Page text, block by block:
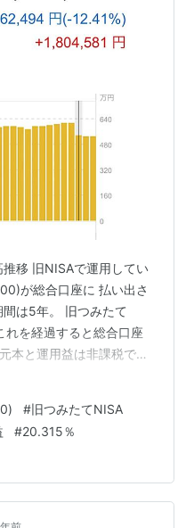
移 旧NISAで運用してい
が総合口座に 払い出さ
は5年。 旧つみたて
を経過すると総合口座
本と運用益は非課税です
know/index.html 株
ぞれに 所得税15％と、
がかかります。 ただ、
興特別所得…
#旧つみたてNISA
#20.315％